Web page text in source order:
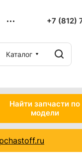
+7 (812)
Каталог
Найти запчасти по
модели